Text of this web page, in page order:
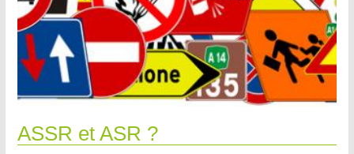
ASSR et ASR ?